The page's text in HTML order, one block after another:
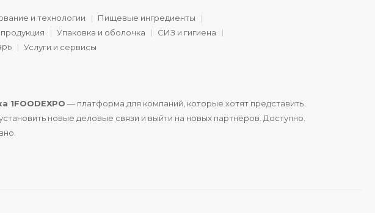
и технологии
Пищевые ингредиенты
Упаковка и оболочка
СИЗ и гигиена
Услуги и сервисы
1FOODEXPO — платформа для компаний, которые хотят представить
новые деловые связи и выйти на новых партнёров. Доступно.